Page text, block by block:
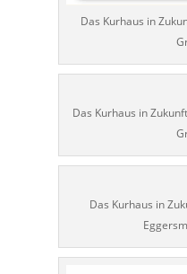
Das Kurhaus in
Das Kurhaus in
Das Kurhaus in